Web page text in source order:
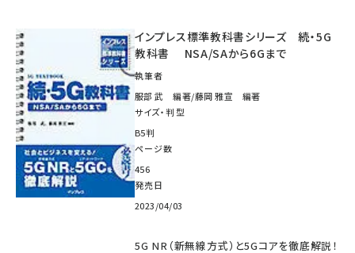
インプレス標準教科書シリーズ 続・5G
教科書 NSA/SAから6Gまで
執筆者
服部 武 編著/藤岡 雅宣 編著
サイズ・判型
B5判
ページ数
456
発売日
2023/04/03
5G NR（新無線方式）と5Gコアを徹底解説！